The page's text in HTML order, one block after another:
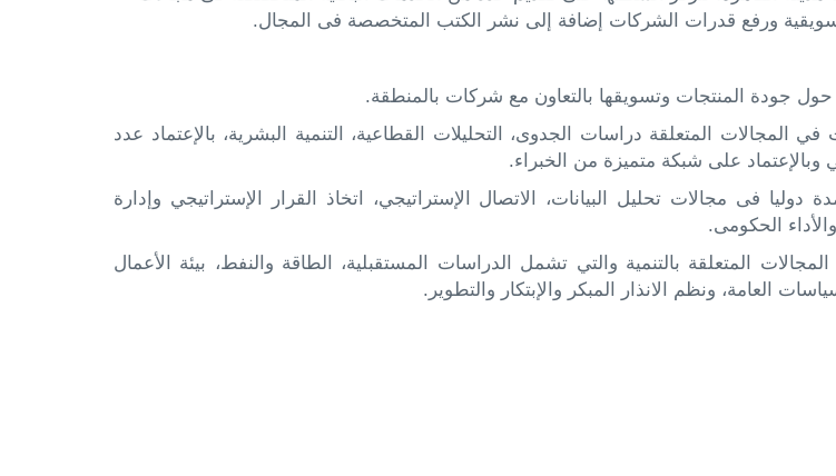
ورفع قدرات الشركات إضافة إلى نشر الكتب المتخصصة فى المجال.
جودة المنتجات وتسويقها بالتعاون مع شركات بالمنطقة.
المجالات المتعلقة دراسات الجدوى، التحليلات القطاعية، التنمية البشرية، بالإعتماد عدد
على شبكة متميزة من الخبراء.
دوليا فى مجالات تحليل البيانات، الاتصال الإستراتيجي، اتخاذ القرار الإستراتيجي وإدارة
الحكومى.
المتعلقة بالتنمية والتي تشمل الدراسات المستقبلية، الطاقة والنفط، بيئة الأعمال
العامة، ونظم الانذار المبكر والإبتكار والتطوير.